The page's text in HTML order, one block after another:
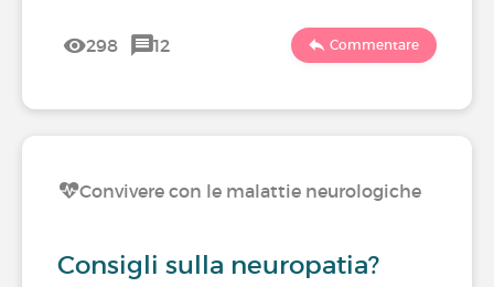
298 12 Commentare
Convivere con le malattie neurologiche
Consigli sulla neuropatia?